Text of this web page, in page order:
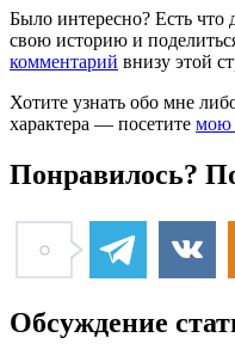
Было интересно? Есть что
свою историю и
комментарий внизу этой
Хотите узнать обо мне
характера — посетите мою
Понравилось?
Обсуждение